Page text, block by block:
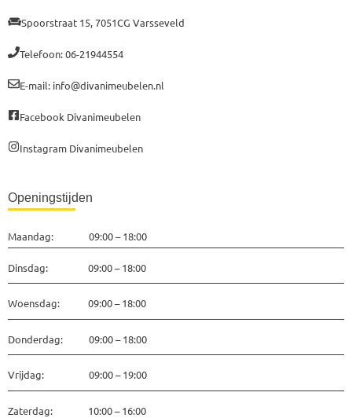
Spoorstraat 15, 7051CG Varsseveld
Telefoon: 06-21944554
E-mail: info@divanimeubelen.nl
Facebook Divanimeubelen
Instagram Divanimeubelen
Openingstijden
Maandag: 09:00 – 18:00
Dinsdag: 09:00 – 18:00
Woensdag: 09:00 – 18:00
Donderdag: 09:00 – 18:00
Vrijdag: 09:00 – 19:00
Zaterdag: 10:00 – 16:00